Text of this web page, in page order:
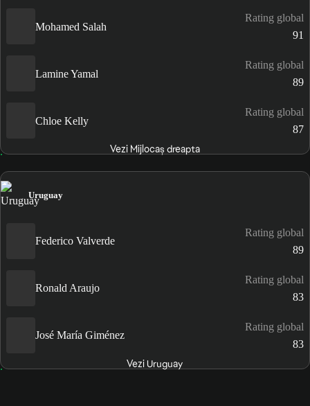
Mohamed Salah
Rating global
91
Lamine Yamal
Rating global
89
Chloe Kelly
Rating global
87
Vezi Mijlocaș dreapta
Uruguay
Federico Valverde
Rating global
89
Ronald Araujo
Rating global
83
José María Giménez
Rating global
83
Vezi Uruguay